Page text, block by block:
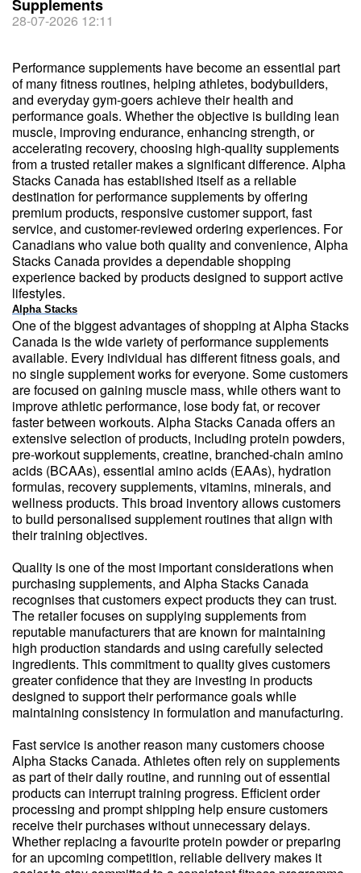
Supplements
28-07-2026 12:11
Performance supplements have become an essential part
of many fitness routines, helping athletes, bodybuilders,
and everyday gym-goers achieve their health and
performance goals. Whether the objective is building lean
muscle, improving endurance, enhancing strength, or
accelerating recovery, choosing high-quality supplements
from a trusted retailer makes a significant difference. Alpha
Stacks Canada has established itself as a reliable
destination for performance supplements by offering
premium products, responsive customer support, fast
service, and customer-reviewed ordering experiences. For
Canadians who value both quality and convenience, Alpha
Stacks Canada provides a dependable shopping
experience backed by products designed to support active
lifestyles.
Alpha Stacks
One of the biggest advantages of shopping at Alpha Stacks
Canada is the wide variety of performance supplements
available. Every individual has different fitness goals, and
no single supplement works for everyone. Some customers
are focused on gaining muscle mass, while others want to
improve athletic performance, lose body fat, or recover
faster between workouts. Alpha Stacks Canada offers an
extensive selection of products, including protein powders,
pre-workout supplements, creatine, branched-chain amino
acids (BCAAs), essential amino acids (EAAs), hydration
formulas, recovery supplements, vitamins, minerals, and
wellness products. This broad inventory allows customers
to build personalised supplement routines that align with
their training objectives.
Quality is one of the most important considerations when
purchasing supplements, and Alpha Stacks Canada
recognises that customers expect products they can trust.
The retailer focuses on supplying supplements from
reputable manufacturers that are known for maintaining
high production standards and using carefully selected
ingredients. This commitment to quality gives customers
greater confidence that they are investing in products
designed to support their performance goals while
maintaining consistency in formulation and manufacturing.
Fast service is another reason many customers choose
Alpha Stacks Canada. Athletes often rely on supplements
as part of their daily routine, and running out of essential
products can interrupt training progress. Efficient order
processing and prompt shipping help ensure customers
receive their purchases without unnecessary delays.
Whether replacing a favourite protein powder or preparing
for an upcoming competition, reliable delivery makes it